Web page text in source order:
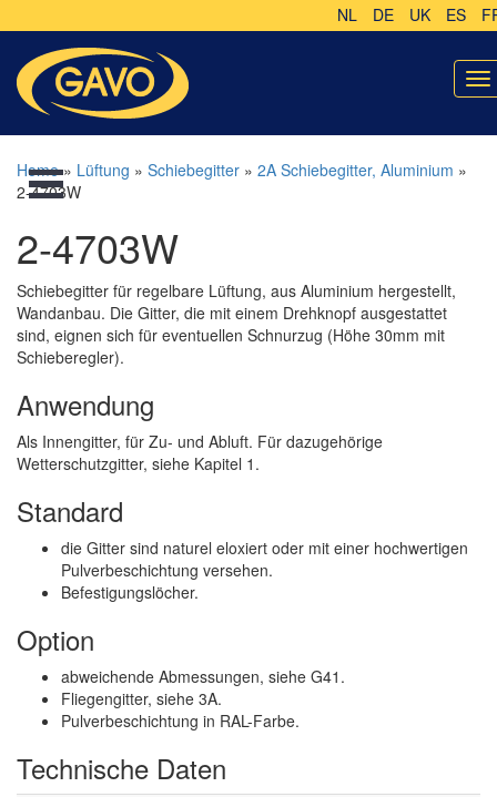
NL DE UK ES
Home» Lüftung » Schiebegitter » 2A Schiebegitter, Aluminium »
2-4703W
2-4703W
Schiebegitter für regelbare Lüftung, aus Aluminium hergestellt,
Wandanbau. Die Gitter, die mit einem Drehknopf ausgestattet
sind, eignen sich für eventuellen Schnurzug (Höhe 30mm mit
Schieberegler).
Anwendung
Als Innengitter, für Zu- und Abluft. Für dazugehörige
Wetterschutzgitter, siehe Kapitel 1.
Standard
die Gitter sind naturel eloxiert oder mit einer hochwertigen
Pulverbeschichtung versehen.
Befestigungslöcher.
Option
abweichende Abmessungen, siehe G41.
Fliegengitter, siehe 3A.
Pulverbeschichtung in RAL-Farbe.
Technische Daten